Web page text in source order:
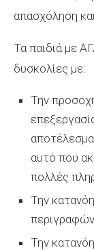
απασχόληση
Τα παιδιά με
δυσκολίες με:
Την
αυτό που
πολλές
Την
Την